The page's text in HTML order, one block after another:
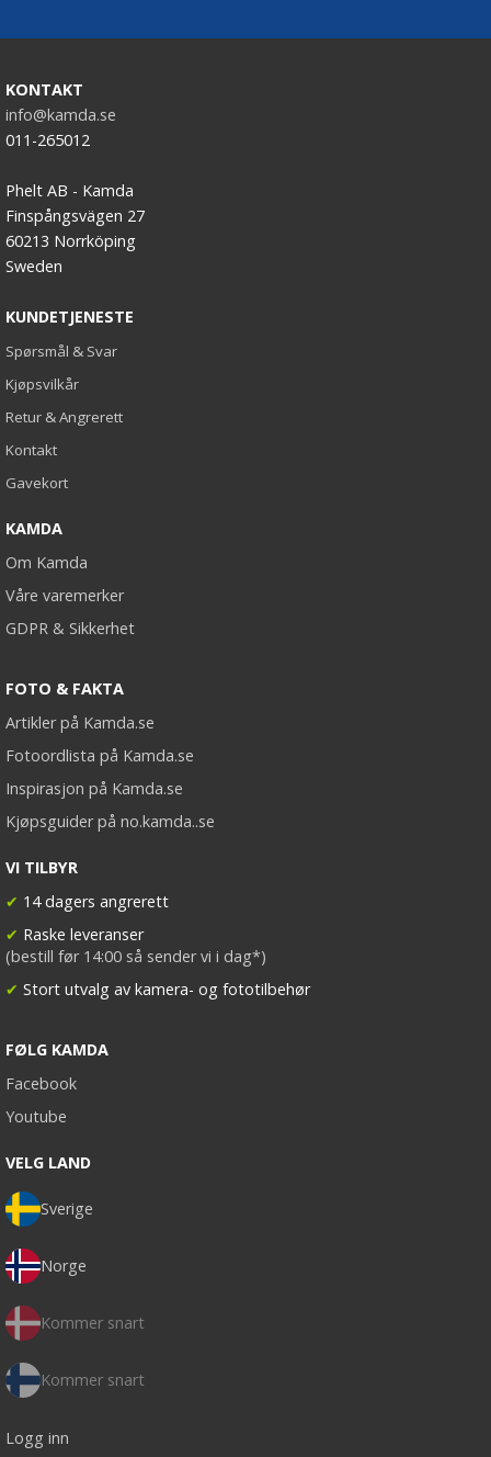
KONTAKT
info@kamda.se
011-265012
Phelt AB - Kamda
Finspångsvägen 27
60213 Norrköping
Sweden
KUNDETJENESTE
Spørsmål & Svar
Kjøpsvilkår
Retur & Angrerett
Kontakt
Gavekort
KAMDA
Om Kamda
Våre varemerker
GDPR & Sikkerhet
FOTO & FAKTA
Artikler på Kamda.se
Fotoordlista på Kamda.se
Inspirasjon på Kamda.se
Kjøpsguider på no.kamda..se
VI TILBYR
✔ 14 dagers angrerett
✔ Raske leveranser
(bestill før 14:00 så sender vi i dag*)
✔ Stort utvalg av kamera- og fototilbehør
FØLG KAMDA
Facebook
Youtube
VELG LAND
Sverige
Norge
Kommer snart
Kommer snart
Logg inn